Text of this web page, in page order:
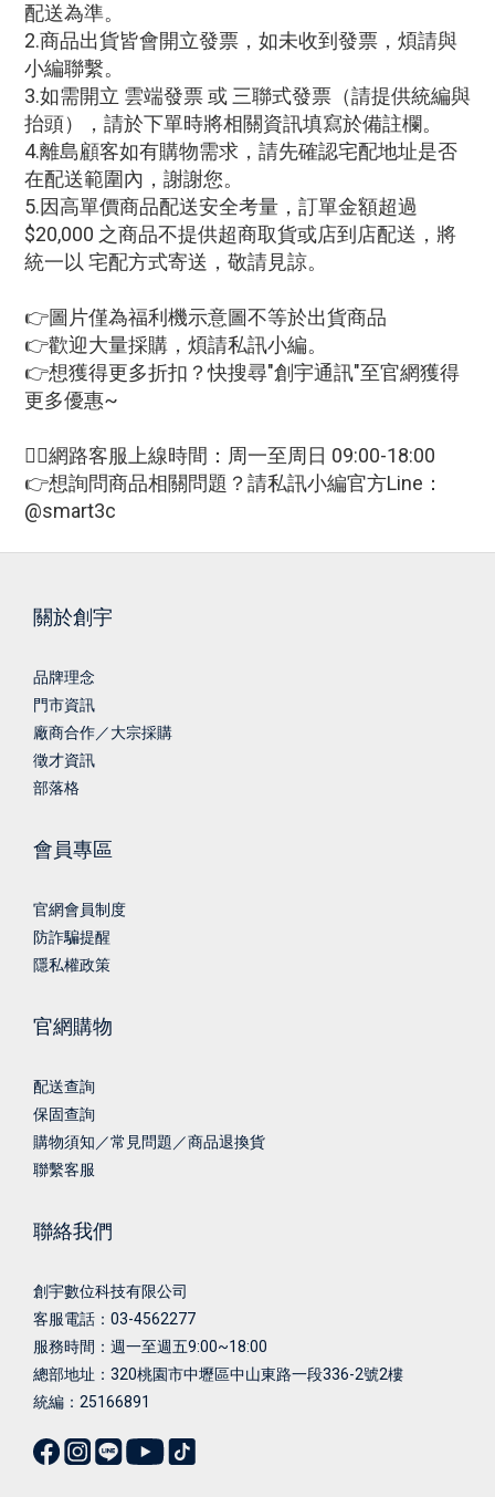
配送為準。
2.商品出貨皆會開立發票，如未收到發票，煩請與
小編聯繫。
3.如需開立 雲端發票 或 三聯式發票（請提供統編與
抬頭），請於下單時將相關資訊填寫於備註欄。
4.離島顧客如有購物需求，請先確認宅配地址是否
在配送範圍內，謝謝您。
5.因高單價商品配送安全考量，訂單金額超過
$20,000 之商品不提供超商取貨或店到店配送，將
統一以 宅配方式寄送，敬請見諒。
👉圖片僅為福利機示意圖不等於出貨商品
👉歡迎大量採購，煩請私訊小編。
👉想獲得更多折扣？快搜尋"創宇通訊"至官網獲得
更多優惠~
🙋‍♀網路客服上線時間：周一至周日 09:00-18:00
👉想詢問商品相關問題？請私訊小編官方Line：
@smart3c
關於創宇
品牌理念
門市資訊
廠商合作／大宗採購
徵才資訊
部落格
會員專區
官網會員制度
防詐騙提醒
隱私權政策
官網購物
配送查詢
保固查詢
購物須知／常見問題／商品退換貨
聯繫客服
聯絡我們
創宇數位科技有限公司
客服電話：03-4562277
服務時間：週一至週五9:00~18:00
總部地址： 320桃園市中壢區中山東路一段336-2號2樓
統編：25166891